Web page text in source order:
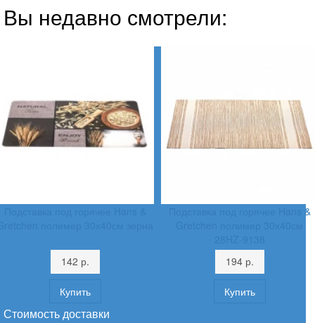
Вы недавно смотрели:
142 р.
Подставка под горячее Hans &
194 р.
Стоимость доставки